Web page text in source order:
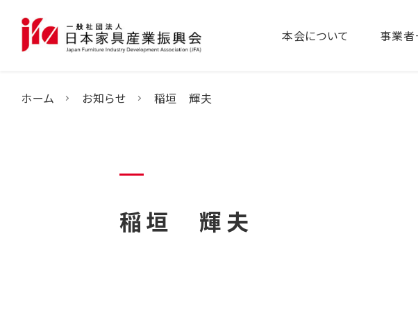
本会について 事業
ホーム お知らせ 稲垣 輝夫
稲垣 輝夫